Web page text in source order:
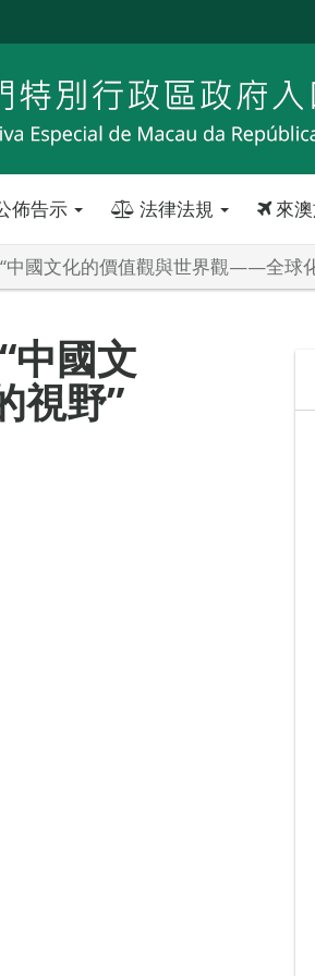
佈告示 法律法規 來澳
中國文化的價值觀與世界觀——全球
中國文
視野”